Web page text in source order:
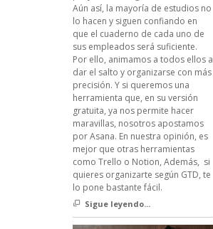
Aún así, la mayoría de estudios no
lo hacen y siguen confiando en
que el cuaderno de cada uno de
sus empleados será suficiente.
Por ello, animamos a todos ellos a
dar el salto y organizarse con más
precisión. Y si queremos una
herramienta que, en su versión
gratuita, ya nos permite hacer
maravillas, nosotros apostamos
por Asana. En nuestra opinión, es
mejor que otras herramientas
como Trello o Notion, Además, si
quieres organizarte según GTD, te
lo pone bastante fácil.
Sigue leyendo...